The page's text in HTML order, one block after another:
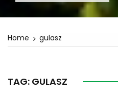
Home gulasz
TAG: GULASZ